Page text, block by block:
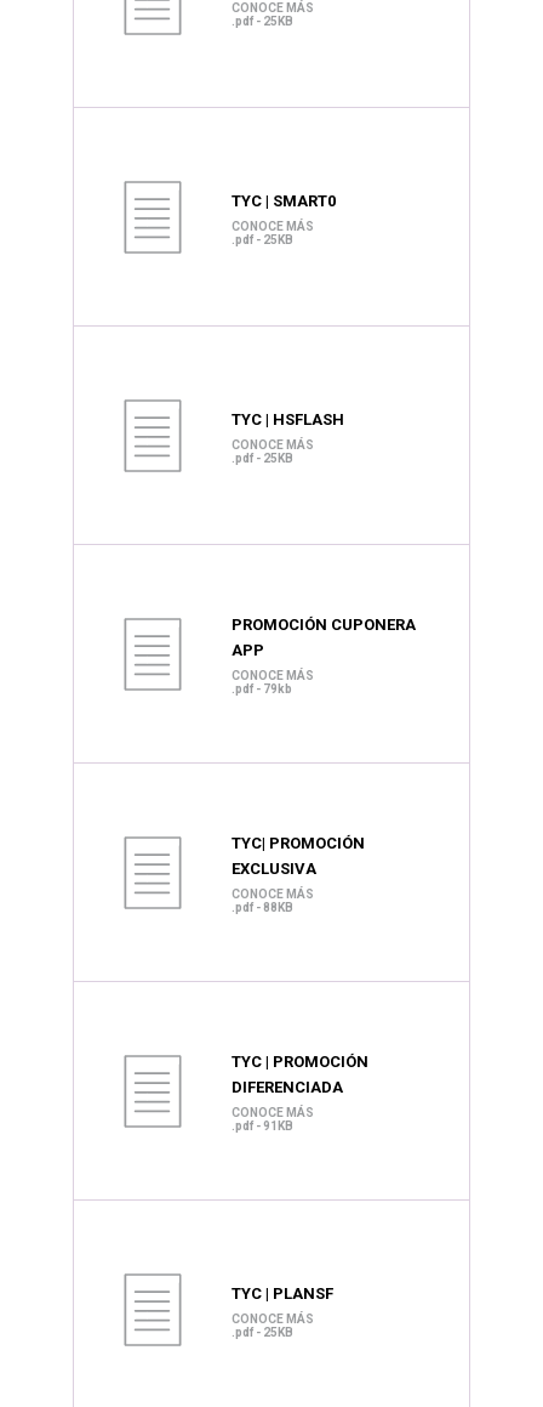
CONOCE MÁS
.pdf - 25KB
TYC | SMART0
CONOCE MÁS
.pdf - 25KB
TYC | HSFLASH
CONOCE MÁS
.pdf - 25KB
PROMOCIÓN CUPONERA
APP
CONOCE MÁS
.pdf - 79kb
TYC| PROMOCIÓN
EXCLUSIVA
CONOCE MÁS
.pdf - 88KB
TYC | PROMOCIÓN
DIFERENCIADA
CONOCE MÁS
.pdf - 91KB
TYC | PLANSF
CONOCE MÁS
.pdf - 25KB